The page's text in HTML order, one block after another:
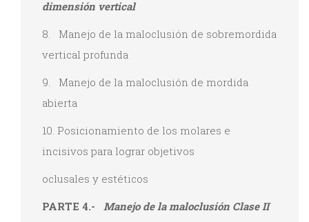
dimensión vertical
8. Manejo de la maloclusión de sobremordida
vertical profunda
9. Manejo de la maloclusión de mordida
abierta
10. Posicionamiento de los molares e
incisivos para lograr objetivos
oclusales y estéticos
PARTE 4.- Manejo de la maloclusión Clase II